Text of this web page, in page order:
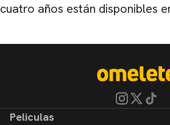
cuatro años están disponibles
Peliculas